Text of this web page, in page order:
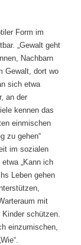
Form im
„Gewalt geht
Nachbarn
Gewalt, dort wo
sich etwa
an der
kennen das
einmischen
zu gehen“
im sozialen
„Kann ich
Leben gehen
mit
schützen.
einzumischen,